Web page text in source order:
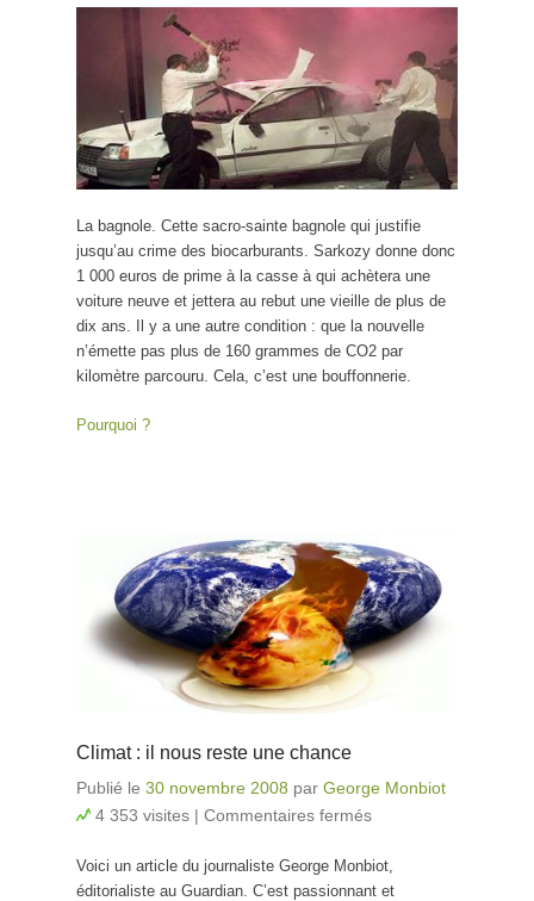
La bagnole. Cette sacro-sainte bagnole qui justifie
jusqu’au crime des biocarburants. Sarkozy donne donc
1 000 euros de prime à la casse à qui achètera une
voiture neuve et jettera au rebut une vieille de plus de
dix ans. Il y a une autre condition : que la nouvelle
n’émette pas plus de 160 grammes de CO2 par
kilomètre parcouru. Cela, c’est une bouffonnerie.
Pourquoi ?
Climat : il nous reste une chance
Publié le 30 novembre 2008 par George Monbiot
4 353 visites | Commentaires fermés
une chance
Voici un article du journaliste George Monbiot,
éditorialiste au Guardian. C’est passionnant et